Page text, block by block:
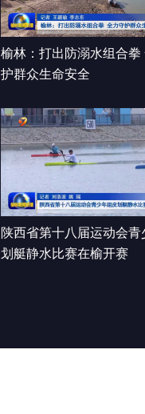
榆林：打出防溺水组合拳
护群众生命安全
陕西省第十八届运动会青
划艇静水比赛在榆开赛